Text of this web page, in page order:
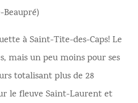
Beaupré)
à Saint-Tite-des-Caps! Le
mais un peu moins pour ses
totalisant plus de 28
le fleuve Saint-Laurent et